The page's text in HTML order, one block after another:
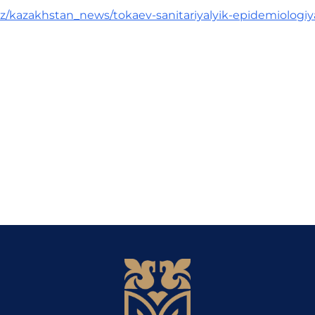
kazakhstan_news/tokaev-sanitariyalyik-